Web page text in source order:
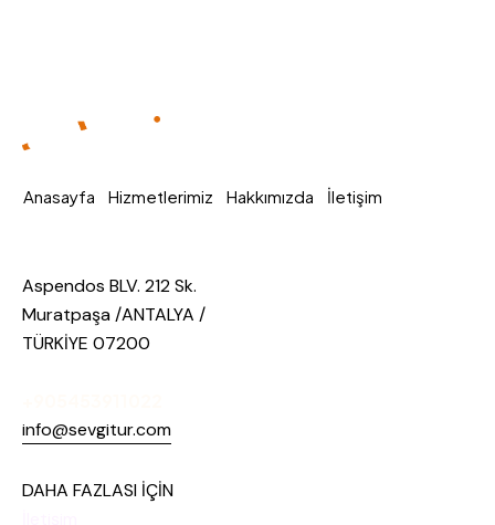
Anasayfa Hizmetlerimiz Hakkımızda İletişim
Aspendos BLV. 212 Sk.
Muratpaşa /ANTALYA /
TÜRKİYE 07200
info@sevgitur.com
DAHA FAZLASI İÇİN